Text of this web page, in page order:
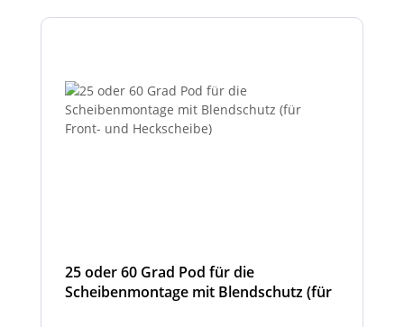
25 oder 60 Grad Pod für die
Scheibenmontage mit Blendschutz (für